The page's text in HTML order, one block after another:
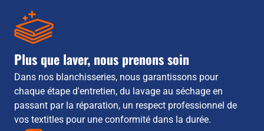
Plus que laver, nous prenons soin
Dans nos blanchisseries, nous garantissons pour
chaque étape d'entretien, du lavage au séchage en
passant par la réparation, un respect professionnel de
vos textitles pour une conformité dans la durée.